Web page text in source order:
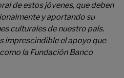
de estos jóvenes, que deben
y aportando su
culturales de nuestro país.
imprescindible el apoyo que
la Fundación Banco